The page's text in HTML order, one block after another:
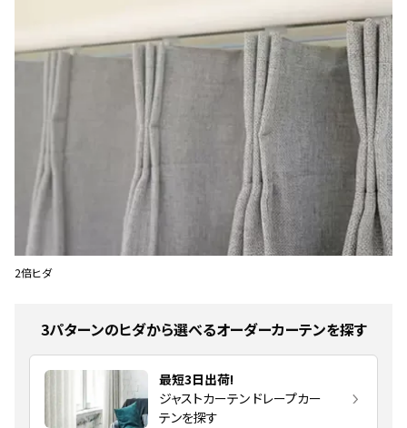
2倍ヒダ
3パターンのヒダから選べるオーダーカーテンを探す
最短3日出荷!
ジャストカーテン ドレープカー
テンを探す